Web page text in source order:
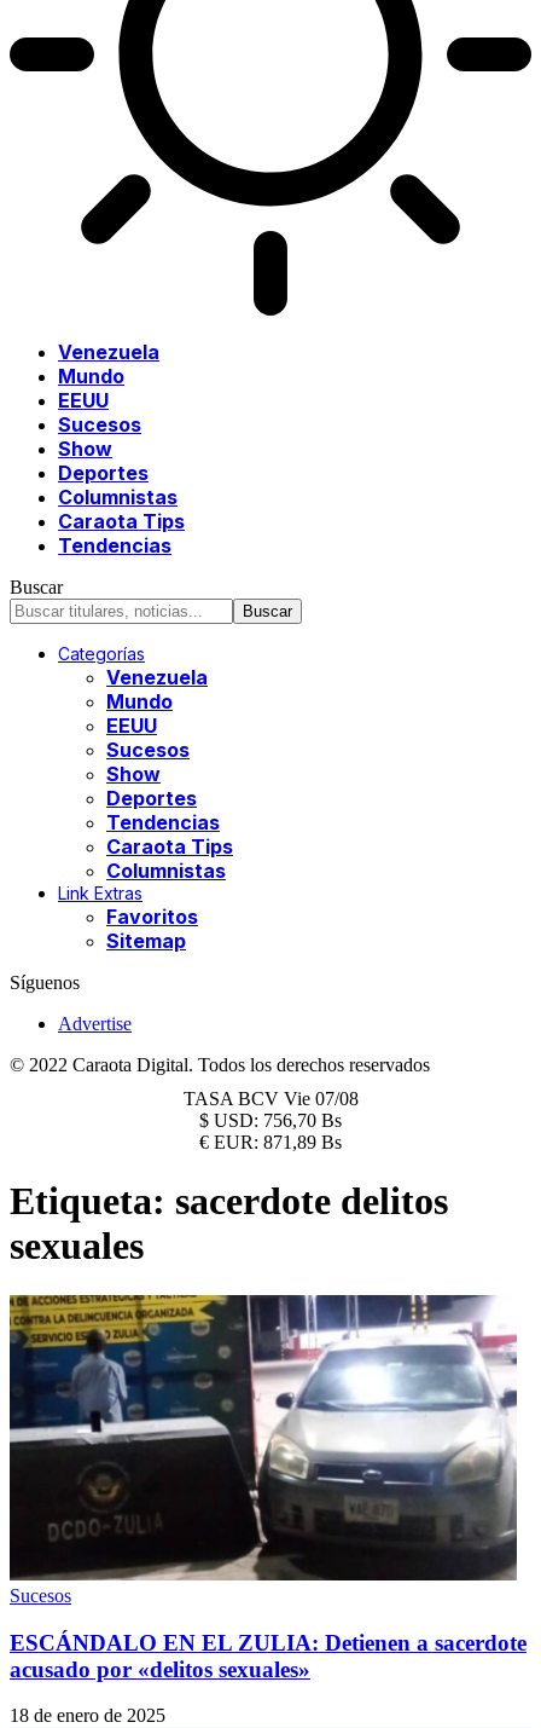
Venezuela
Mundo
EEUU
Sucesos
Show
Deportes
Columnistas
Caraota Tips
Tendencias
Buscar
Categorías
Venezuela
Mundo
EEUU
Sucesos
Show
Deportes
Tendencias
Caraota Tips
Columnistas
Link Extras
Favoritos
Sitemap
Síguenos
Advertise
© 2022 Caraota Digital. Todos los derechos reservados
TASA BCV Vie 07/08
$ USD: 756,70 Bs
€ EUR: 871,89 Bs
Etiqueta: sacerdote delitos
sexuales
Sucesos
ESCÁNDALO EN EL ZULIA: Detienen a sacerdote
acusado por «delitos sexuales»
18 de enero de 2025